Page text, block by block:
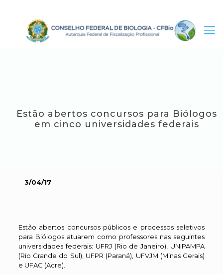
Estão abertos concursos para Biólogos
em cinco universidades federais
3/04/17
Estão abertos concursos públicos e processos seletivos
para Biólogos atuarem como professores nas seguintes
universidades federais: UFRJ (Rio de Janeiro), UNIPAMPA
(Rio Grande do Sul), UFPR (Paraná), UFVJM (Minas Gerais)
e UFAC (Acre).